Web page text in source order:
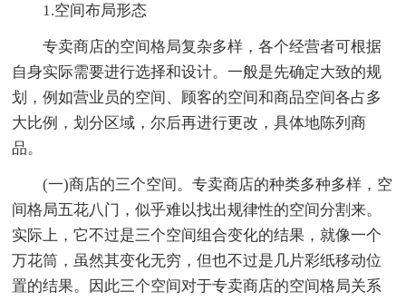
1.空间布局形态
专卖商店的空间格局复杂多样，各个经营者可根据
自身实际需要进行选择和设计。一般是先确定大致的规
划，例如营业员的空间、顾客的空间和商品空间各占多
大比例，划分区域，尔后再进行更改，具体地陈列商
品。
(一)商店的三个空间。专卖商店的种类多种多样，空
间格局五花八门，似乎难以找出规律性的空间分割来。
实际上，它不过是三个空间组合变化的结果，就像一个
万花筒，虽然其变化无穷，但也不过是几片彩纸移动位
置的结果。因此三个空间对于专卖商店的空间格局关系